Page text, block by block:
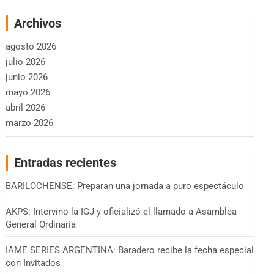
Archivos
agosto 2026
julio 2026
junio 2026
mayo 2026
abril 2026
marzo 2026
Entradas recientes
BARILOCHENSE: Preparan una jornada a puro espectáculo
AKPS: Intervino la IGJ y oficializó el llamado a Asamblea
General Ordinaria
IAME SERIES ARGENTINA: Baradero recibe la fecha especial
con Invitados